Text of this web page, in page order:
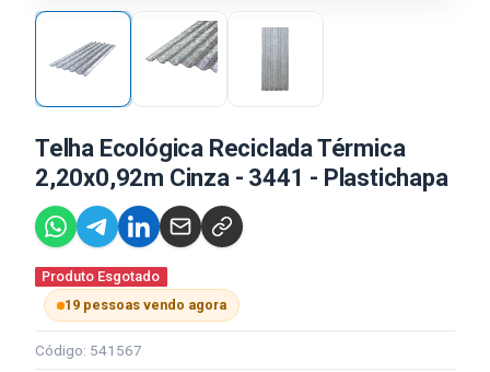
Telha Ecológica Reciclada Térmica
2,20x0,92m Cinza - 3441 - Plastichapa
Produto Esgotado
19 pessoas vendo agora
Código: 541567